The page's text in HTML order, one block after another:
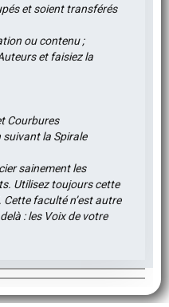
et soient transférés
ou contenu ;
et faisiez la
Courbures
suivant la Spirale
sainement les
Utilisez toujours cette
faculté n’est autre
: les Voix de votre